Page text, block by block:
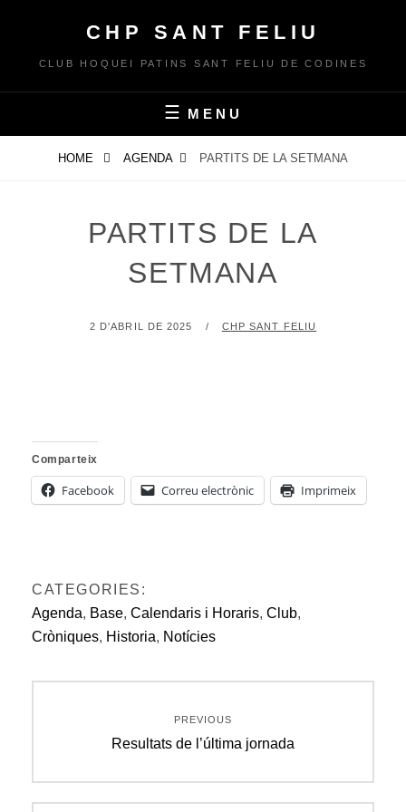
content
CHP SANT FELIU
CLUB HOQUEI PATINS SANT FELIU DE CODINES
MENU
HOME AGENDA PARTITS DE LA SETMANA
PARTITS DE LA
SETMANA
POSTED
2 D'ABRIL DE 2025 BY
CHP SANT FELIU
Comparteix
Facebook Correu electrònic Imprimeix
CATEGORIES:
Agenda, Base, Calendaris i Horaris, Club,
Cròniques, Historia, Notícies
d'entrades
PREVIOUS
Previous
Resultats de l’última jornada